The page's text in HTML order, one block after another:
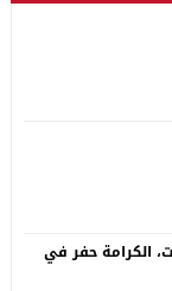
الكرامة حفر في